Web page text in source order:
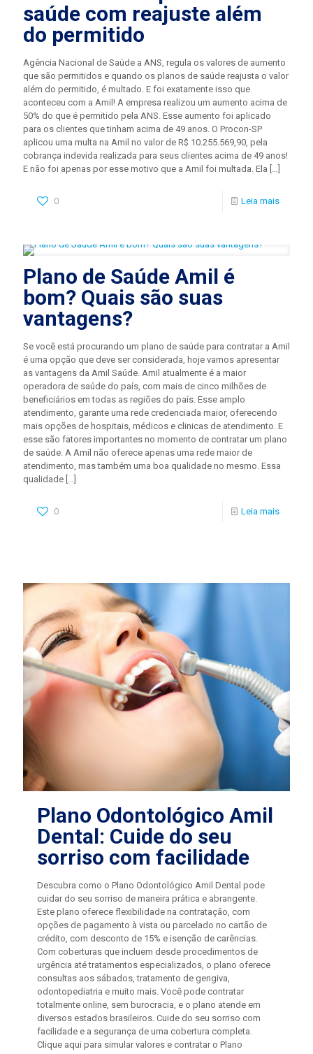
saúde com reajuste além
do permitido
Agência Nacional de Saúde a ANS, regula os valores de aumento
que são permitidos e quando os planos de saúde reajusta o valor
além do permitido, é multado. E foi exatamente isso que
aconteceu com a Amil! A empresa realizou um aumento acima de
50% do que é permitido pela ANS. Esse aumento foi aplicado
para os clientes que tinham acima de 49 anos. O Procon-SP
aplicou uma multa na Amil no valor de R$ 10.255.569,90, pela
cobrança indevida realizada para seus clientes acima de 49 anos!
E não foi apenas por esse motivo que a Amil foi multada. Ela
0 Leia mais
Plano de Saúde Amil é
bom? Quais são suas
vantagens?
Se você está procurando um plano de saúde para contratar a Amil
é uma opção que deve ser considerada, hoje vamos apresentar
as vantagens da Amil Saúde. Amil atualmente é a maior
operadora de saúde do país, com mais de cinco milhões de
beneficiários em todas as regiões do país. Esse amplo
atendimento, garante uma rede credenciada maior, oferecendo
mais opções de hospitais, médicos e clinicas de atendimento. E
esse são fatores importantes no momento de contratar um plano
de saúde. A Amil não oferece apenas uma rede maior de
atendimento, mas também uma boa qualidade no mesmo. Essa
qualidade
0 Leia mais
Plano Odontológico Amil
Dental: Cuide do seu
sorriso com facilidade
Descubra como o Plano Odontológico Amil Dental pode
cuidar do seu sorriso de maneira prática e abrangente.
Este plano oferece flexibilidade na contratação, com
opções de pagamento à vista ou parcelado no cartão de
crédito, com desconto de 15% e isenção de carências.
Com coberturas que incluem desde procedimentos de
urgência até tratamentos especializados, o plano oferece
consultas aos sábados, tratamento de gengiva,
odontopediatria e muito mais. Você pode contratar
totalmente online, sem burocracia, e o plano atende em
diversos estados brasileiros. Cuide do seu sorriso com
facilidade e a segurança de uma cobertura completa.
Clique aqui para simular valores e contratar o Plano